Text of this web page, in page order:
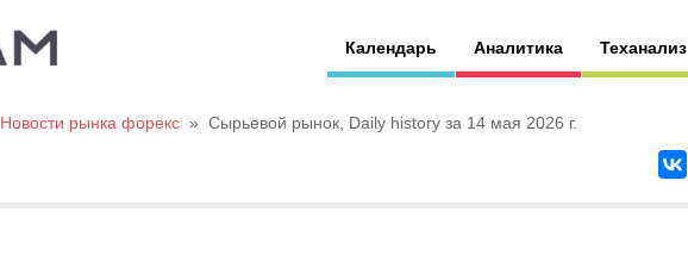
Календарь Аналитика Теханализ
Новости рынка форекс » Сырьевой рынок, Daily history за 14 мая 2026 г.